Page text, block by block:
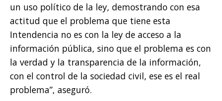
un uso político de la ley, demostrando con esa
actitud que el problema que tiene esta
Intendencia no es con la ley de acceso a la
información pública, sino que el problema es con
la verdad y la transparencia de la información,
con el control de la sociedad civil, ese es el real
problema”, aseguró.